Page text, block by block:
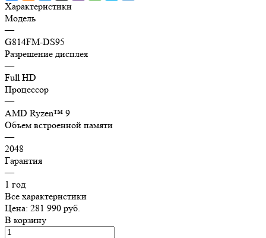
Характеристики
Модель
—
G814FM-DS95
Разрешение дисплея
—
Full HD
Процессор
—
AMD Ryzen™ 9
Объем встроенной памяти
—
2048
Гарантия
—
1 год
Все характеристики
Цена: 281 990 руб.
В корзину